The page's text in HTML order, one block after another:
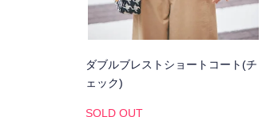
ダブルブレストショートコート(チ
ェック)
SOLD OUT